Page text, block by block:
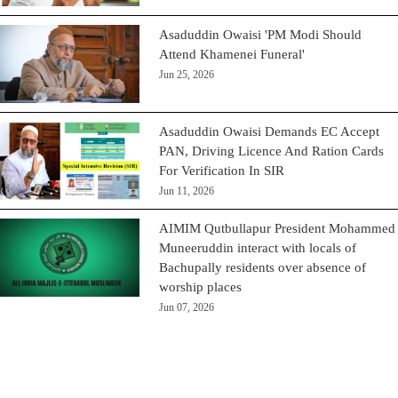
Asaduddin Owaisi 'PM Modi Should
Attend Khamenei Funeral'
Jun 25, 2026
Asaduddin Owaisi Demands EC Accept
PAN, Driving Licence And Ration Cards
For Verification In SIR
Jun 11, 2026
AIMIM Qutbullapur President Mohammed
Muneeruddin interact with locals of
Bachupally residents over absence of
worship places
Jun 07, 2026